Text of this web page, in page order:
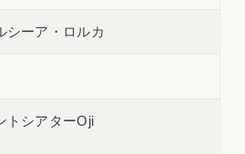
シーア・ロルカ
トシアターOji